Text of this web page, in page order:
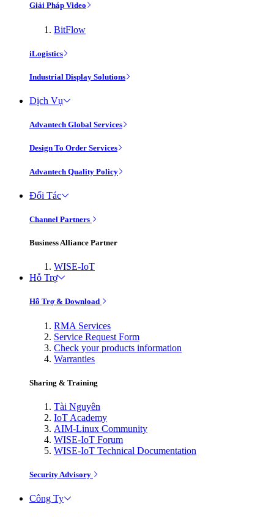
Giải Pháp Video
BitFlow
iLogistics
Industrial Display Solutions
Dịch Vụ
Advantech Global Services
Design To Order Services
Advantech Quality Policy
Đối Tác
Channel Partners
Business Alliance Partner
WISE-IoT
Hỗ Trợ
Hỗ Trợ & Download
RMA Services
Service Request Form
Check your products information
Warranties
Sharing & Training
Tài Nguyên
IoT Academy
AIM-Linux Community
WISE-IoT Forum
WISE-IoT Technical Documentation
Security Advisory
Công Ty